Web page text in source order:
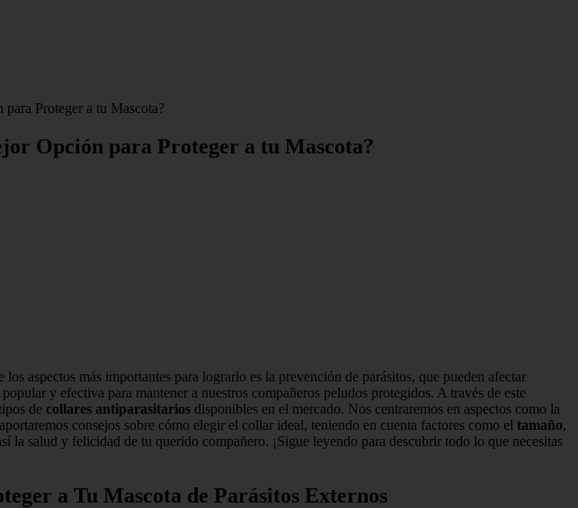
Proteger a tu Mascota?
Opción para Proteger a tu Mascota?
aspectos más importantes para lograrlo es la prevención de parásitos, que pueden afectar
y efectiva para mantener a nuestros compañeros peludos protegidos. A través de este
de collares antiparasitarios disponibles en el mercado. Nos centraremos en aspectos como la
consejos sobre cómo elegir el collar ideal, teniendo en cuenta factores como el tamaño,
la salud y felicidad de tu querido compañero. ¡Sigue leyendo para descubrir todo lo que necesitas
a Tu Mascota de Parásitos Externos